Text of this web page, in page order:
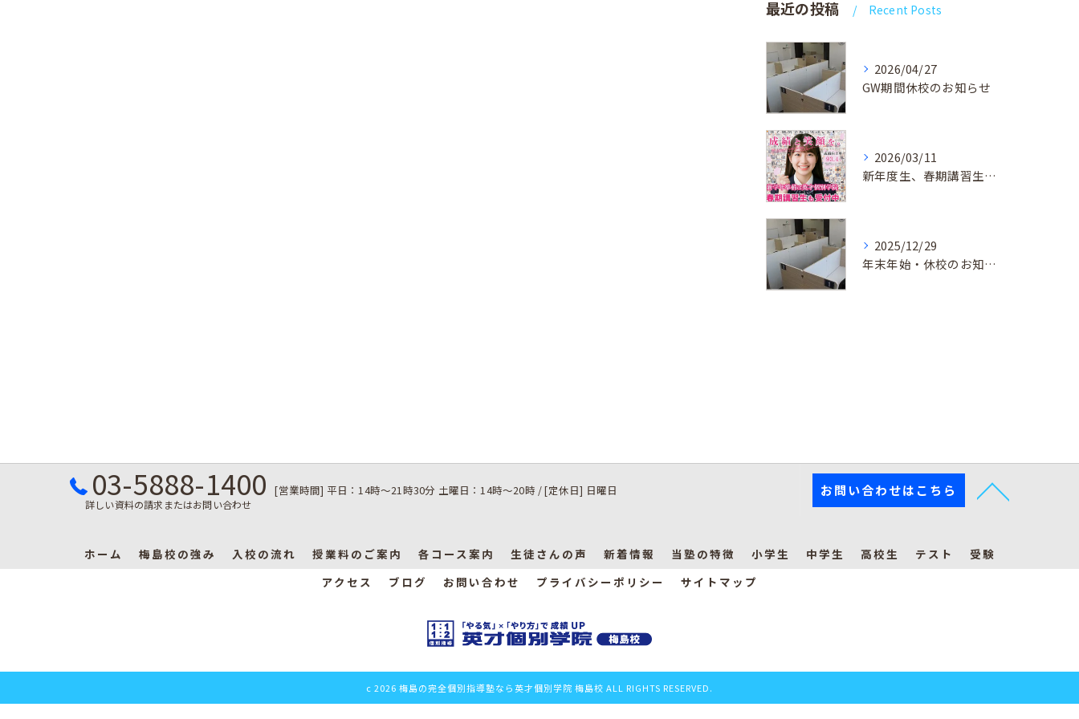
最近の投稿 Recent Posts
2026/04/27
GW期間休校のお知らせ
2026/03/11
新年度生、春期講習生 受付中！
2025/12/29
年末年始・休校のお知らせ
03-5888-1400
詳しい資料の請求またはお問い合わせ
[営業時間] 平日：14時～21時30分 土曜日：14時～20時 / [定休日] 日曜日 お問い合わせはこちら
ホーム 梅島校の強み 入校の流れ 授業料のご案内 各コース案内 生徒さんの声 新着情報 当塾の特徴 小学生 中学生 高校生 テスト
受験
アクセス
ブログ お問い合わせ プライバシーポリシー サイトマップ
c 2026 梅島の完全個別指導塾なら英才個別学院 梅島校 ALL RIGHTS RESERVED.